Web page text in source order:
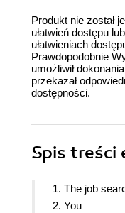
Produkt nie został
ułatwień dostępu
ułatwieniach
Prawdopodobnie
umożliwił
przekazał
dostępności.
Spis treści
1. The job
2. You